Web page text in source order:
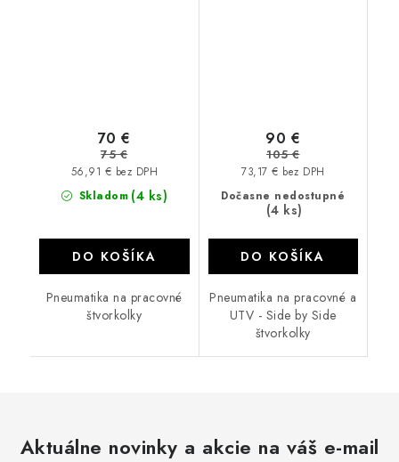
Skladom (4 ks)
56,91 € bez DPH
70 €
75 €
DO KOŠÍKA
Pneumatika na pracovné
štvorkolky
Dočasne nedostupné
(4 ks)
73,17 € bez DPH
90 €
105 €
DO KOŠÍKA
Pneumatika na pracovné a
UTV - Side by Side
štvorkolky
Aktuálne novinky a akcie na váš e-mail